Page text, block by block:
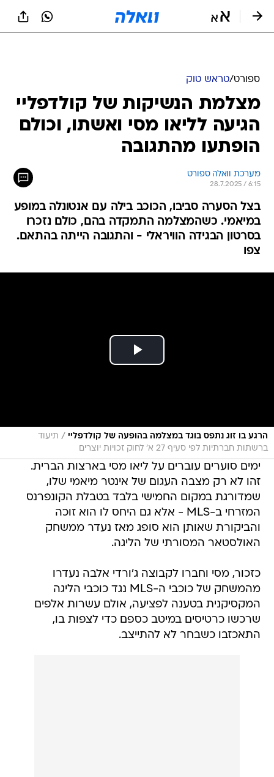
ספורט/טראש טוק
מצלמת הנשיקות של קולדפליי
הגיעה לליאו מסי ואשתו, וכולם
הופתעו מהתגובה
מערכת וואלה ספורט
28.7.2025 / 6:15
בצל הסערה סביבו, הכוכב בילה עם אנטונלה במופע
במיאמי. כשהמצלמה התמקדה בהם, כולם נזכרו
בסרטון הבגידה הוויראלי - והתגובה הייתה בהתאם.
צפו
הרגע בו זוג נתפס בוגד במצלמה בהופעה של קולדפליי / תיעוד
ברשתות חברתיות לפי סעיף 27 א' לחוק זכויות יוצרים
ימים סוערים עוברים על ליאו מסי בארצות הברית.
זהו לא רק מצבה העגום של אינטר מיאמי שלו,
שמדורגת במקום החמישי בלבד בטבלת הקונפרנס
המזרחי ב-MLS - אלא גם היחס לו הוא זוכה
והביקורת שאותן הוא סופג מאז נעדר ממשחק
האולסטאר המסורתי של הליגה.
כזכור, מסי וחברו לקבוצה ג'ורדי אלבה נעדרו
מהמשחק של כוכבי ה-MLS נגד כוכבי הליגה
המקסיקנית בטענה לפציעה, אולם עשרות אלפים
שרכשו כרטיסים במיטב כספם כדי לצפות בו,
התאכזבו כשבחר לא להתייצב.